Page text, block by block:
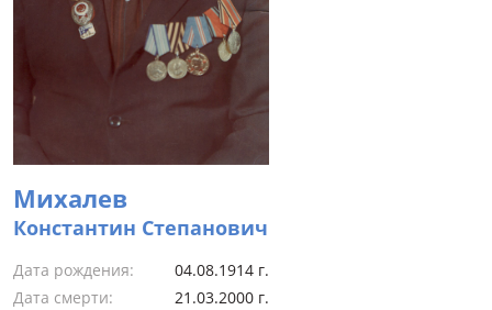
Михалев
Константин Степанович
Дата рождения:
04.08.1914 г.
Дата смерти:
21.03.2000 г.